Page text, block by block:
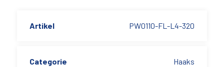
Artikel PW0110-FL-L4-320
Categorie Haaks